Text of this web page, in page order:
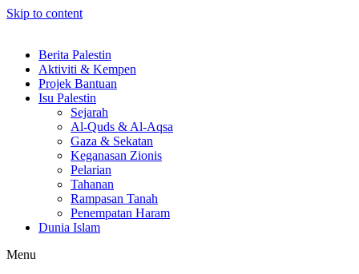
Skip to content
Berita Palestin
Aktiviti & Kempen
Projek Bantuan
Isu Palestin
Sejarah
Al-Quds & Al-Aqsa
Gaza & Sekatan
Keganasan Zionis
Pelarian
Tahanan
Rampasan Tanah
Penempatan Haram
Dunia Islam
Menu